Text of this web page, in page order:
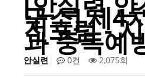
구소] 제4
전포럼 -
과 중독예
안실련 0건 2,075회